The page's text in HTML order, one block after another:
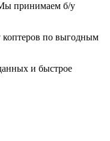
принимаем б/у
коптеров по выгодным
и быстрое